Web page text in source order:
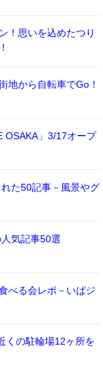
！思いを込めたつり
地から自転車でGo！
OSAKA」3/17オープ
た50記事－風景やグ
気記事50選
べる会レポ－いばジ
くの駐輪場12ヶ所を